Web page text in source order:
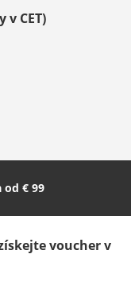
Italien (Deutsch)
v CET)
od € 99
voucher v